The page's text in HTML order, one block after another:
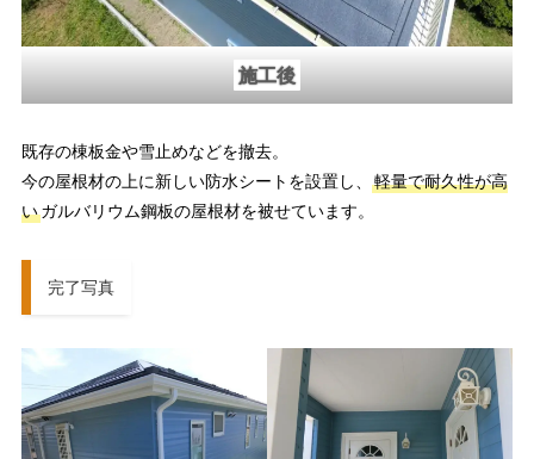
施工後
既存の棟板金や雪止めなどを撤去。
今の屋根材の上に新しい防水シートを設置し、
軽量で耐久性が高
いガルバリウム鋼板の屋根材を被せています。
完了写真